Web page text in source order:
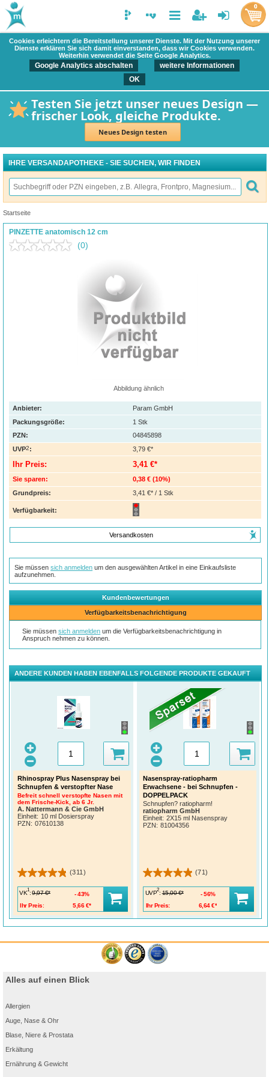
Cookies erleichtern die Bereitstellung unserer Dienste. Mit der Nutzung unserer
Dienste erklären Sie sich damit einverstanden, dass wir Cookies verwenden.
Weiterhin verwendet die Seite Google Analytics.
Google Analytics abschalten
weitere Informationen
OK
Testen Sie jetzt unser neues Design —
frischer Look, gleiche Produkte.
Neues Design testen
0
IHRE VERSANDAPOTHEKE - SIE SUCHEN, WIR FINDEN
Startseite
PINZETTE anatomisch 12 cm
(0)
Abbildung ähnlich
Anbieter:
Param GmbH
Packungsgröße:
1 Stk
PZN :
04845898
UVP2: 3,79 €*
Ihr Preis: 3,41 €*
Sie sparen: 0,38 € (10%)
Grundpreis:
3,41 €* / 1 Stk
Verfügbarkeit:
Versandkosten
Sie müssensich anmelden um den ausgewählten Artikel in eine Einkaufsliste
aufzunehmen.
Kundenbewertungen
Verfügbarkeitsbenachrichtigung
Sie müssensich anmelden um die Verfügbarkeitsbenachrichtigung in
Anspruch nehmen zu können.
ANDERE KUNDEN HABEN EBENFALLS FOLGENDE PRODUKTE GEKAUFT
Rhinospray Plus Nasenspray bei
Schnupfen & verstopfter Nase
Befreit schnell verstopfte Nasen mit
dem Frische-Kick, ab 6 Jr.
A. Nattermann & Cie GmbH
Einheit: 10 ml Dosierspray
PZN: 07610138
(311)
VK
1
: 9,97 €*
Ihr Preis:
5,66 €*
43%
Nasenspray-ratiopharm
Erwachsene - bei Schnupfen -
DOPPELPACK
Schnupfen? ratiopharm!
ratiopharm GmbH
Einheit: 2X15 ml Nasenspray
PZN: 81004356
(71)
UVP
2
: 15,00 €*
Ihr Preis:
6,64 €*
56%
Alles auf einen Blick
Allergien
Auge, Nase & Ohr
Blase, Niere & Prostata
Erkältung
Ernährung & Gewicht